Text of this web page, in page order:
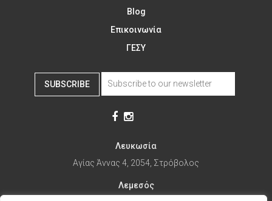
Blog
Επικοινωνία
ΓΕΣΥ
SUBSCRIBE
Λευκωσία
Αγίας Άννας 4, 2054, Στρόβολος
Λεμεσός